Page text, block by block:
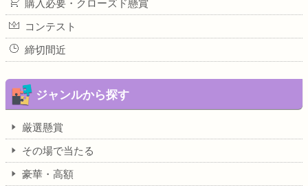
購入必要・クローズド懸賞
コンテスト
締切間近
ジャンルから探す
厳選懸賞
その場で当たる
豪華・高額